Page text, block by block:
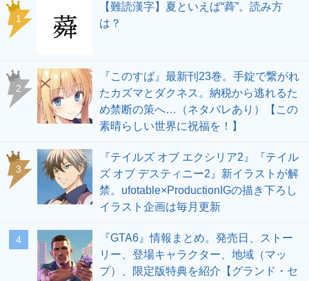
1
【難読漢字】夏といえば“蕣”。読み方
は？
2
『このすば』最新刊23巻。手錠で繋がれ
たカズマとダクネス。納税から逃れるた
め禁断の策へ…（ネタバレあり）【この
素晴らしい世界に祝福を！】
3
『テイルズ オブ エクシリア2』『テイル
ズ オブ デスティニー2』新イラストが解
禁。ufotable×ProductionIGの描き下ろし
イラスト企画は毎月更新
4
『GTA6』情報まとめ。発売日、ストー
リー、登場キャラクター、地域（マッ
プ）、限定版特典を紹介【グランド・セ